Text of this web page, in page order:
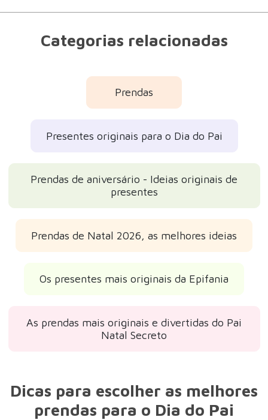
Categorias relacionadas
Prendas
Presentes originais para o Dia do Pai
Prendas de aniversário - Ideias originais de
presentes
Prendas de Natal 2026, as melhores ideias
Os presentes mais originais da Epifania
As prendas mais originais e divertidas do Pai
Natal Secreto
Dicas para escolher as melhores
prendas para o Dia do Pai